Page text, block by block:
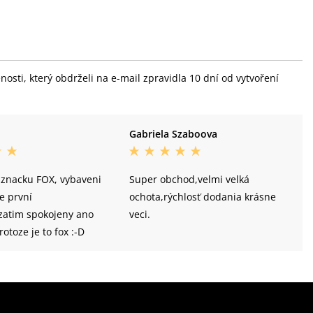
který obdrželi na e-mail zpravidla 10 dní od vytvoření
FOX, vybaveni
první
spokojeny ano
je to fox :-D
Gabriela Szaboova
Super obchod,velmi velká
ochota,rýchlosť dodania krásne
veci.